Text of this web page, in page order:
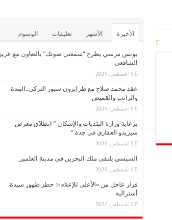
الأخيرة الأشهر تعليقات الوسوم
يونس مرسي يطرح “سمعني صوتك” بالتعاون مع عزيز
الشافعي
6 أغسطس، 2026
عقد محمد صلاح مع طرابزون سبور التركي..المدة
والراتب والقميص
6 أغسطس، 2026
برعاية وزارة البلديات والإسكان ” انطلاق معرض
سيريدو العقاري في جدة “
6 أغسطس، 2026
السيسي يلتقى ملك البحرين فى مدينة العلمين
6 أغسطس، 2026
قرار عاجل من «الأعلى للإعلام»: حظر ظهور سيدة
أسترالية
6 أغسطس، 2026